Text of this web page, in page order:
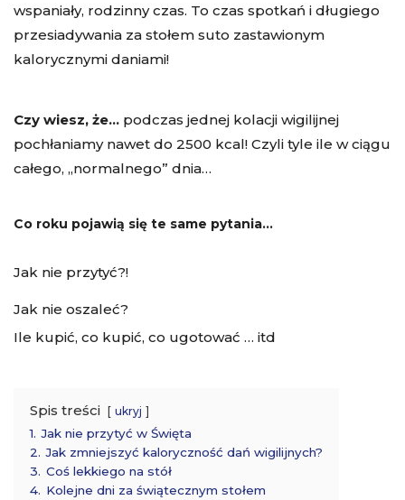
wspaniały, rodzinny czas. To czas spotkań i długiego
przesiadywania za stołem suto zastawionym
kalorycznymi daniami!
Czy wiesz, że… podczas jednej kolacji wigilijnej
pochłaniamy nawet do 2500 kcal! Czyli tyle ile w ciągu
całego, „normalnego” dnia…
Co roku pojawią się te same pytania…
Jak nie przytyć?!
Jak nie oszaleć?
Ile kupić, co kupić, co ugotować … itd
Spis treści ukryj
1. Jak nie przytyć w Święta
2. Jak zmniejszyć kaloryczność dań wigilijnych?
3. Coś lekkiego na stół
4. Kolejne dni za świątecznym stołem